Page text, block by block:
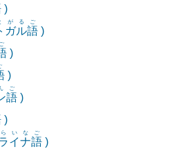
)
ガル語
がるご
)
)
)
語
ご
)
)
イナ語
いなご
)